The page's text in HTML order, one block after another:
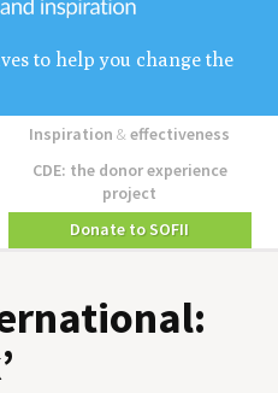
to help you change the
Inspiration&effectiveness
CDE: the donor experience
project
Donate to SOFII